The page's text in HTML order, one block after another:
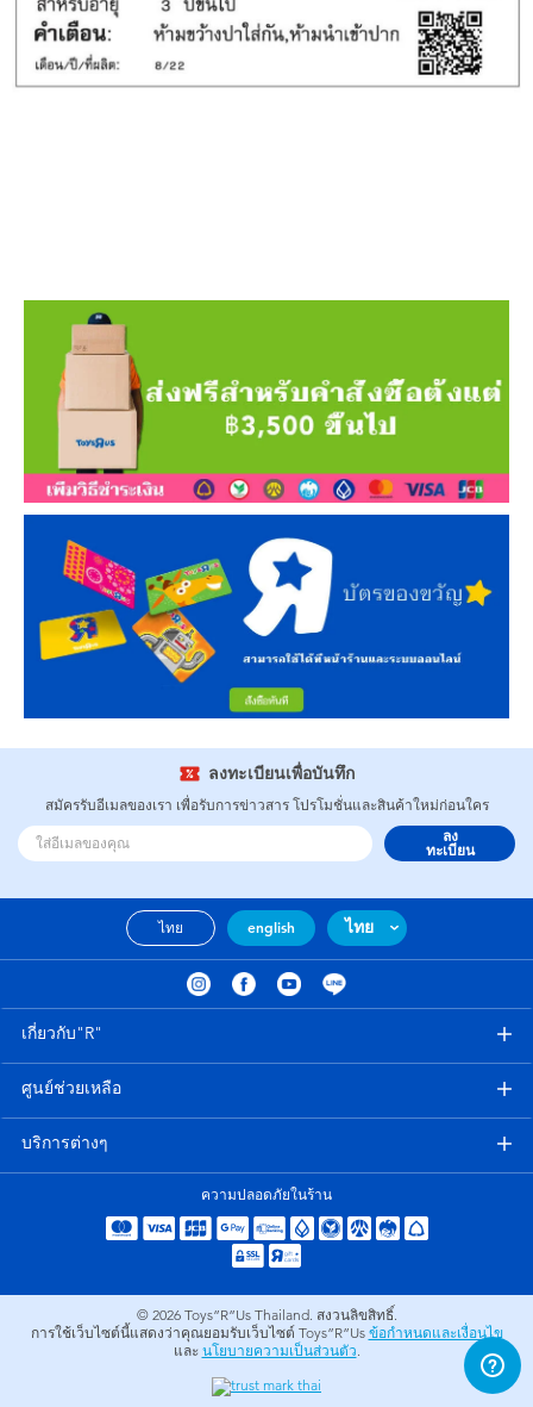
ลงทะเบียนเพื่อบันทึก
สมัครรับอีเมลของเรา เพื่อรับการข่าวสาร โปรโมชั่นและสินค้าใหม่ก่อนใคร
ลง
ทะเบียน
ไทย english ไทย
เกี่ยวกับ"R"
ศูนย์ช่วยเหลือ
บริการต่างๆ
ความปลอดภัยในร้าน
© 2026 Toys”R”Us Thailand. สงวนลิขสิทธิ์.
การใช้เว็บไซต์นี้แสดงว่าคุณยอมรับเว็บไซต์ Toys”R”Us ข้อกำหนดและเงื่อนไข
และ นโยบายความเป็นส่วนตัว